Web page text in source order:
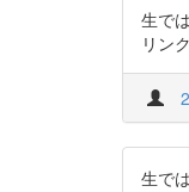
生で
リン
生で